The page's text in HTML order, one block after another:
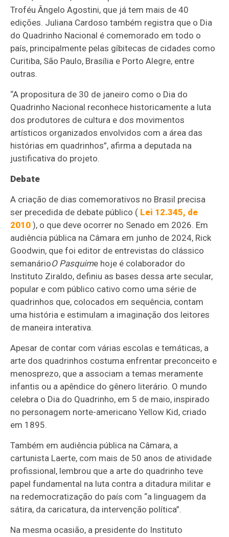
Troféu Ângelo Agostini, que já tem mais de 40
edições. Juliana Cardoso também registra que o Dia
do Quadrinho Nacional é comemorado em todo o
país, principalmente pelas gíbitecas de cidades como
Curitiba, São Paulo, Brasília e Porto Alegre, entre
outras.
“A propositura de 30 de janeiro como o Dia do
Quadrinho Nacional reconhece historicamente a luta
dos produtores de cultura e dos movimentos
artísticos organizados envolvidos com a área das
histórias em quadrinhos”, afirma a deputada na
justificativa do projeto.
Debate
A criação de dias comemorativos no Brasil precisa
ser precedida de debate público ( Lei 12.345, de
2010 ), o que deve ocorrer no Senado em 2026. Em
audiência pública na Câmara em junho de 2024, Rick
Goodwin, que foi editor de entrevistas do clássico
semanárioO Pasquime hoje é colaborador do
Instituto Ziraldo, definiu as bases dessa arte secular,
popular e com público cativo como uma série de
quadrinhos que, colocados em sequência, contam
uma história e estimulam a imaginação dos leitores
de maneira interativa.
Apesar de contar com várias escolas e temáticas, a
arte dos quadrinhos costuma enfrentar preconceito e
menosprezo, que a associam a temas meramente
infantis ou a apêndice do gênero literário. O mundo
celebra o Dia do Quadrinho, em 5 de maio, inspirado
no personagem norte-americano Yellow Kid, criado
em 1895.
Também em audiência pública na Câmara, a
cartunista Laerte, com mais de 50 anos de atividade
profissional, lembrou que a arte do quadrinho teve
papel fundamental na luta contra a ditadura militar e
na redemocratização do país com “a linguagem da
sátira, da caricatura, da intervenção política”.
Na mesma ocasião, a presidente do Instituto